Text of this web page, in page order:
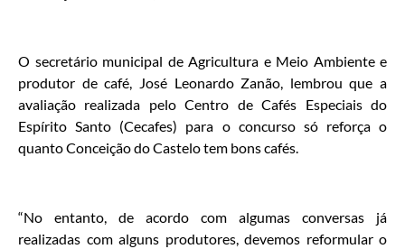
O secretário municipal de Agricultura e Meio Ambiente e
produtor de café, José Leonardo Zanão, lembrou que a
avaliação realizada pelo Centro de Cafés Especiais do
Espírito Santo (Cecafes) para o concurso só reforça o
quanto Conceição do Castelo tem bons cafés.
“No entanto, de acordo com algumas conversas já
realizadas com alguns produtores, devemos reformular o